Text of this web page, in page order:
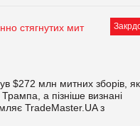
стягнутих мит
$272 млн митних зборів,
а пізніше визнані
TradeMaster.UA з